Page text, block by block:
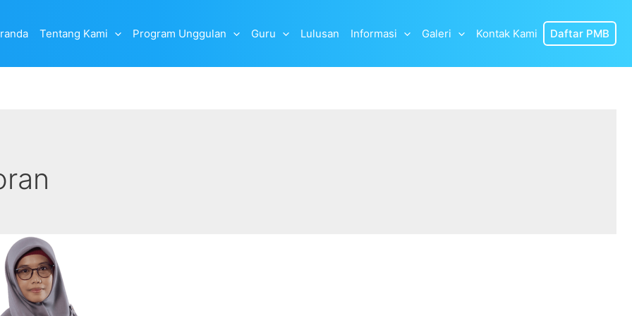
Tentang Kami Program Unggulan Guru Lulusan Informasi Galeri Kontak Kami Daftar PMB